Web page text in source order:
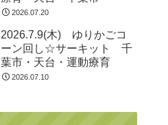
2026.07.20
2026.7.9(木) ゆりかごコ
ーン回し☆サーキット 千
葉市・天台・運動療育
2026.07.10